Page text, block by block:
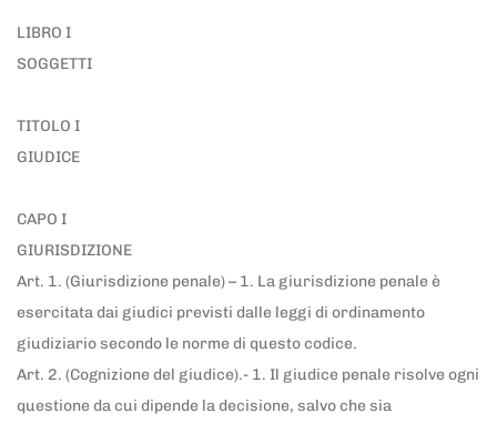
LIBRO I
SOGGETTI
TITOLO I
GIUDICE
CAPO I
GIURISDIZIONE
Art. 1. (Giurisdizione penale) – 1. La giurisdizione penale è
esercitata dai giudici previsti dalle leggi di ordinamento
giudiziario secondo le norme di questo codice.
Art. 2. (Cognizione del giudice).- 1. Il giudice penale risolve ogni
questione da cui dipende la decisione, salvo che sia